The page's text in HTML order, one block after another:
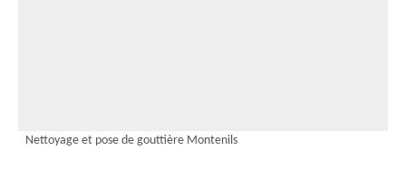
Nettoyage et pose de gouttière Montenils